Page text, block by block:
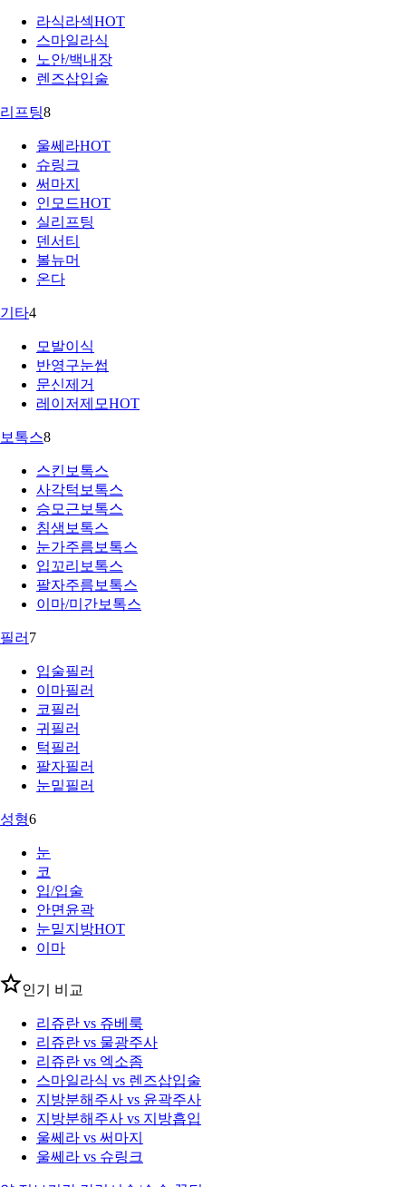
라식라섹HOT
스마일라식
노안/백내장
렌즈삽입술
리프팅8
울쎄라HOT
슈링크
써마지
인모드HOT
실리프팅
덴서티
볼뉴머
온다
기타4
모발이식
반영구눈썹
문신제거
레이저제모HOT
보톡스8
스킨보톡스
사각턱보톡스
승모근보톡스
침샘보톡스
눈가주름보톡스
입꼬리보톡스
팔자주름보톡스
이마/미간보톡스
필러 7
입술필러
이마필러
코필러
귀필러
턱필러
팔자필러
눈밑필러
성형6
눈
코
입/입술
안면윤곽
눈밑지방HOT
이마
인기 비교
리쥬란 vs 쥬베룩
리쥬란 vs 물광주사
리쥬란 vs 엑소좀
스마일라식 vs 렌즈삽입술
지방분해주사 vs 윤곽주사
지방분해주사 vs 지방흡입
울쎄라 vs 써마지
울쎄라 vs 슈링크